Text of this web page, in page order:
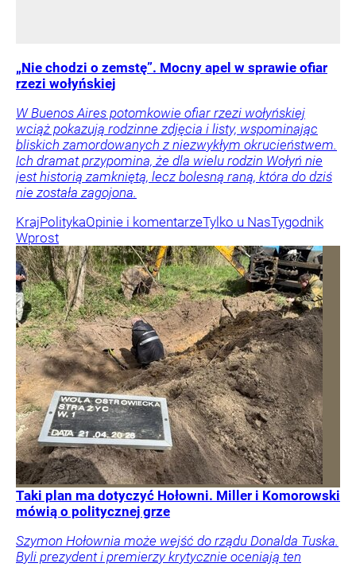
„Nie chodzi o zemstę”. Mocny apel w sprawie ofiar
rzezi wołyńskiej
W Buenos Aires potomkowie ofiar rzezi wołyńskiej
wciąż pokazują rodzinne zdjęcia i listy, wspominając
bliskich zamordowanych z niezwykłym okrucieństwem.
Ich dramat przypomina, że dla wielu rodzin Wołyń nie
jest historią zamkniętą, lecz bolesną raną, która do dziś
nie została zagojona.
KrajPolitykaOpinie i komentarzeTylko u NasTygodnik
Wprost
Taki plan ma dotyczyć Hołowni. Miller i Komorowski
mówią o politycznej grze
Szymon Hołownia może wejść do rządu Donalda Tuska.
Byli prezydent i premierzy krytycznie oceniają ten